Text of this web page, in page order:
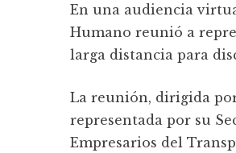
En una audiencia
Humano reunió a
larga distancia para
La reunión, dirigida
representada por su
Empresarios del